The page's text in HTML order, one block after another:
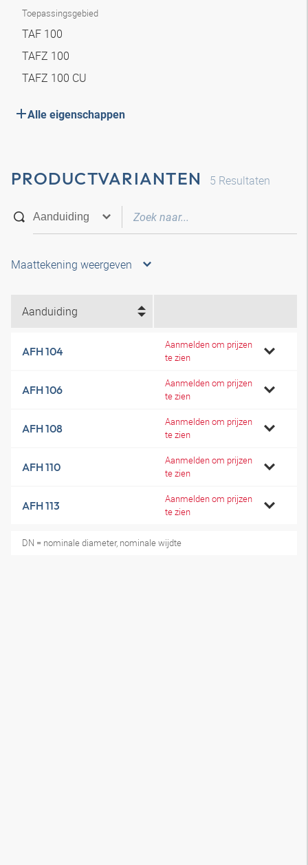
Toepassingsgebied
TAF 100
TAFZ 100
TAFZ 100 CU
Alle eigenschappen
PRODUCTVARIANTEN 5 Resultaten
Maattekening weergeven
Aanduiding
AFH 104
Aanmelden om prijzen
te zien
AFH 106
Aanmelden om prijzen
te zien
AFH 108
Aanmelden om prijzen
te zien
AFH 110
Aanmelden om prijzen
te zien
AFH 113
Aanmelden om prijzen
te zien
DN = nominale diameter, nominale wijdte